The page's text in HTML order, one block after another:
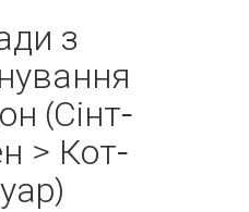
з
(Сінт-
> Кот-